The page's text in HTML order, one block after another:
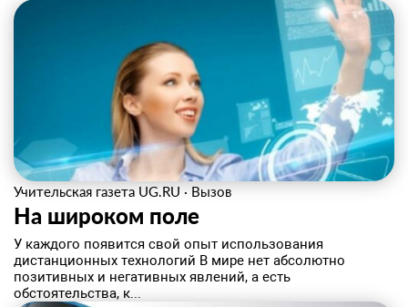
Учительская газета UG.RU · Вызов
На широком поле
У каждого появится свой опыт использования
дистанционных технологий В мире нет абсолютно
позитивных и негативных явлений, а есть
обстоятельства, к...